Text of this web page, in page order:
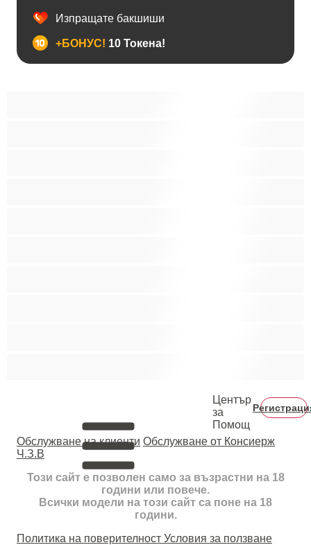
Изпращате бакшиши
+БОНУС! 10 Токена!
Център
за
Помощ
Oбслужване на клиенти Обслужване от Консиерж
Ч.З.В
Този сайт е позволен само за възрастни на 18
години или повече.
Всички модели на този сайт са поне на 18
години.
Политика на поверителност Условия за ползване